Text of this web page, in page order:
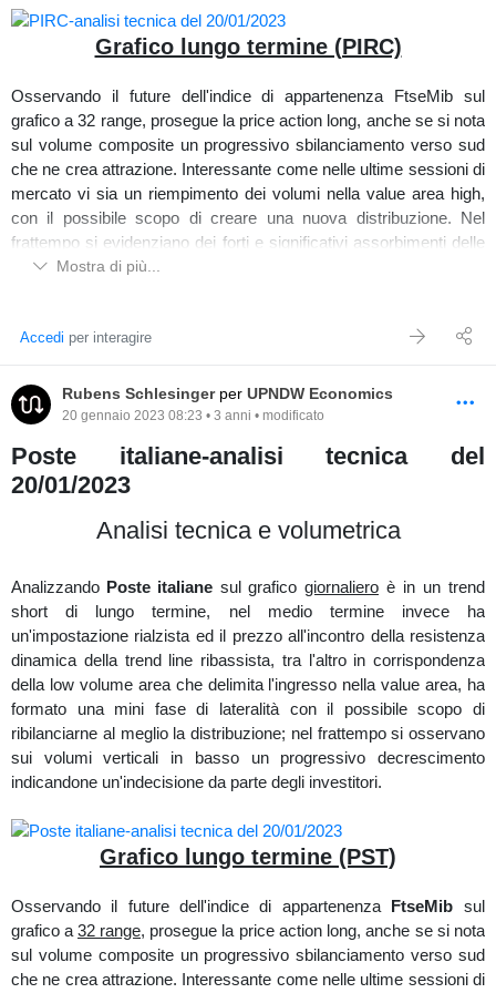
Nelle ultime sessioni di mercato sull'order flow del grafico a22
rangesono stati rilasciati dei notevoli acquisti assorbiti in area di
prezzo 1,39 dove nella giornata odierna ha dato via
all'impostazione ribassista sostenuta da delle forti vendite.
Sul volbook in giornata odierna è stata raggiunta la forte liquidità al
prezzo 1,36 e si visualizzano dei livelli di liquidità statica
d'attrazione a 1,356€ e 1,35€.
Ultime sessioni di mercato (A2A)
Controllando nella sezione correlazioni diUPNDW
mesi),A2Aa confronto dell'indiceFtseMib
Correlazione (UPNDW)
Grafico lungo termine (PIRC)
Osservando il future dell'indice di appartenenza FtseMib sul
grafico a 32 range, prosegue la price action long, anche se si nota
sul volume composite un progressivo sbilanciamento verso sud
che ne crea attrazione. Interessante come nelle ultime sessioni di
mercato vi sia un riempimento dei volumi nella value area high,
con il possibile scopo di creare una nuova distribuzione. Nel
frattempo si evidenziano dei forti e significativi assorbimenti delle
vendite rilasciati in area di prezzo 24825/25200/25760.
action rialzista sostenuta da dei volumi d'acquisto sopra la media
tuttora in una macro fase d'assorbimento degli acquisti come
visto sui delta orizzontali a destra, nel breve termine invece il
varcare la resistenza dinamica della trend line rialzista formando
un ritracciando supportato da pochi volumi.
termine si nota che ha una complessiva forma sbilanciata verso
sottostante è ben distribuita, nella parte alta distributiva invece è
da attenzionare la low volume area (bassa densità di volumi) che
delimita le due mini distribuzioni in area 4,4/4,5 in quanto possibile
livello di supporto.
Grafico medio/breve termine (PIRC)
Nelle ultime sessioni di mercato sull'order flow del grafico a 22
area 4,8 ma si evidenzia un'impostazione short sostenuta da
pochi volumi
Ultime sessioni di mercato (PIRC)
Mostra di più...
Accedi per interagire
Rubens Schlesinger per UPNDW Economics
20 gennaio 2023 08:23 • 3 anni • modificato
Poste italiane-analisi tecnica del
20/01/2023
Analisi tecnica e volumetrica
Analizzando Poste italiane sul grafico giornaliero è in un trend
short di lungo termine, nel medio termine invece ha
un'impostazione rialzista ed il prezzo all'incontro della resistenza
dinamica della trend line ribassista, tra l'altro in corrispondenza
della low volume area che delimita l'ingresso nella value area, ha
formato una mini fase di lateralità con il possibile scopo di
ribilanciarne al meglio la distribuzione; nel frattempo si osservano
sui volumi verticali in basso un progressivo decrescimento
indicandone un'indecisione da parte degli investitori.
Grafico lungo termine (PST)
Osservando il future dell'indice di appartenenza FtseMib sul
grafico a 32 range, prosegue la price action long, anche se si nota
sul volume composite un progressivo sbilanciamento verso sud
che ne crea attrazione. Interessante come nelle ultime sessioni di